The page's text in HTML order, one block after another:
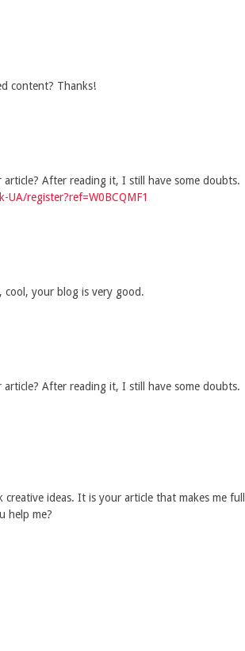
content? Thanks!
After reading it, I still have some doubts.
register?ref=W0BCQMF1
your blog is very good.
After reading it, I still have some doubts.
ideas. It is your article that makes me full
help me?